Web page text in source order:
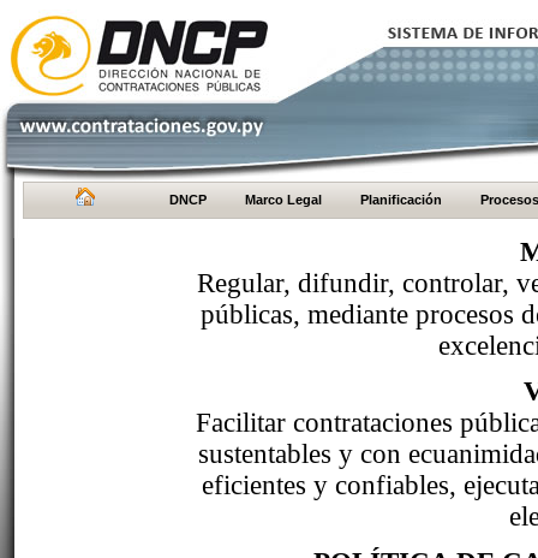
DNCP Marco Legal Planificación Procesos
Regular, difundir, controlar,
públicas, mediante procesos
Facilitar contrataciones
sustentables y con
eficientes y confiables,